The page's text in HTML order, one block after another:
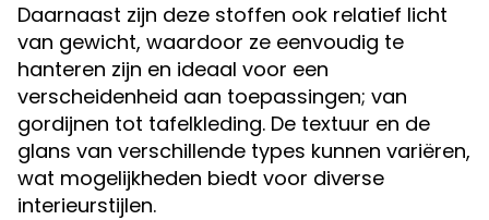
Daarnaast zijn deze stoffen ook relatief licht
van gewicht, waardoor ze eenvoudig te
hanteren zijn en ideaal voor een
verscheidenheid aan toepassingen; van
gordijnen tot tafelkleding. De textuur en de
glans van verschillende types kunnen variëren,
wat mogelijkheden biedt voor diverse
interieurstijlen.